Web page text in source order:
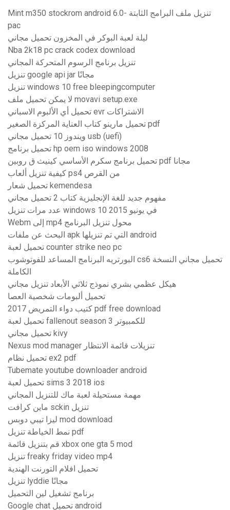
Mint m350 stockrom android 6.0- تنزيل ملف البرامج الثابتة
pac
ليلة لعبة البوكر في المخزون تحميل مجاني
Nba 2k18 pc crack codex download
تنزيل برنامج الرسوم المتحركة المجاني
تنزيل google api jar مجانًا
تنزيل windows 10 free bleepingcomputer
لا يمكن تحميل ملف movavi setup.exe
تحميل أي الألبوم الاسباني evr الاشتراكات
تحميل مارينو كتاب العناية المركزة الصغير pdf
ويندوز 10 تحميل مجاني usb (uefi)
تحميل برنامج hp oem iso windows 2008
تحميل برنامج سكرم الأساسي كينيث ق روبين pdf مجانا
كيفية تنزيل ألعاب ps4 من القرص
تحميل شعار kemendesa
مفهوم جديد للغة الإنجليزية كتاب 2 تحميل مجاني
عدد مرات تنزيل windows 10 في يونيو 2015
Webm إلى mp4 محول تنزيل البرنامج
البحث عن ملفات apk التي تم تنزيلها android
تحميل لعبة counter strike neo pc
البورتريه البرنامج المساعد للفوتوشوب cs6 تحميل مجاني النسخة
الكاملة
هيكل عظمي بشري نموذج ثلاثي الأبعاد تنزيل مجاني
تحميل ألبومات شخصية العصا
كتيب دواء التمريض 2017 pdf free download
تحميل لعبة fallenout season 3 للكمبيوتر
تحميل مجاني kivy
Nexus mod manager تنزيلات قائمة الانتظار
تحميل نظام ex2 pdf
Tubemate youtube downloader android
تحميل لعبة sims 3 2018 ios
مهمة مستحيلة لعبة ماك للتنزيل المجاني
ماين كرافت sckin تنزيل
ليزا تيبي دوبس mod download
نمط الخياطة تنزيل pdf
قم بتنزيل قائمة xbox one gta 5 mod
تنزيل freaky friday video mp4
تحميل افلام التورنت الهندية
تنزيل lyddie مجانًا
برنامج تشغيل لين التحميل
Google chat تحميل android